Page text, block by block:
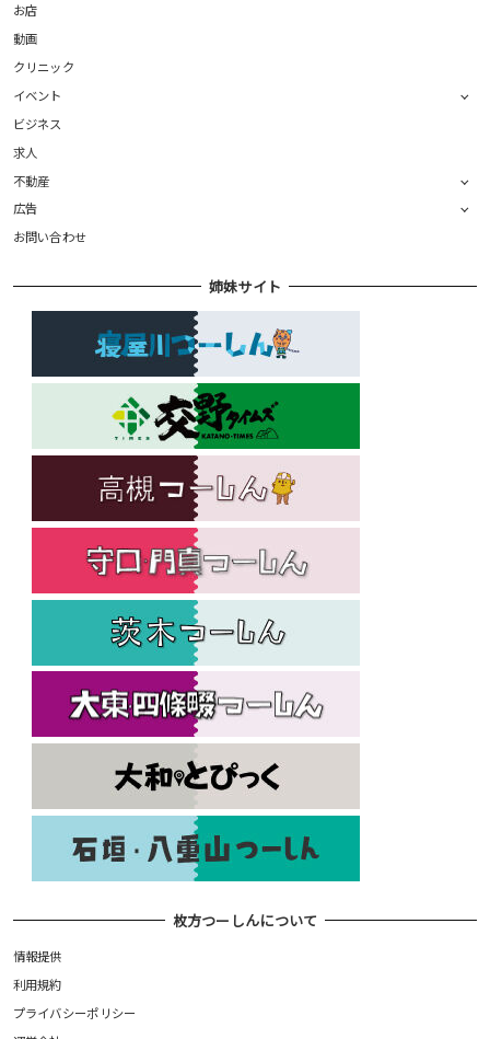
お店
動画
クリニック
イベント
ビジネス
求人
不動産
広告
お問い合わせ
姉妹サイト
枚方つーしんについて
情報提供
利用規約
プライバシーポリシー